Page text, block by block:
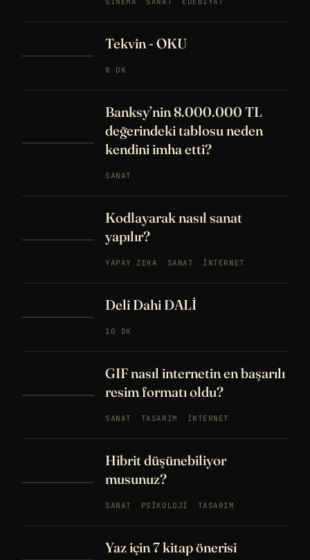
Tekvin - OKU
8 DK
Banksy’nin 8.000.000 TL
değerindeki tablosu neden
kendini imha etti?
SANAT
Kodlayarak nasıl sanat
yapılır?
YAPAY ZEKA SANAT İNTERNET
Deli Dahi DALİ
10 DK
GIF nasıl internetin en başarılı
resim formatı oldu?
SANAT TASARIM İNTERNET
Hibrit düşünebiliyor
musunuz?
SANAT PSIKOLOJI TASARIM
Yaz için 7 kitap önerisi